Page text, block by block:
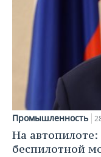
Промышленность
На автопилоте:
беспилотной